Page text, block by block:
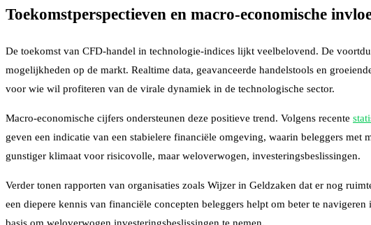
Toekomstperspectieven en macro-economische
De toekomst van CFD-handel in technologie-indices lijkt veelbelovend. De
mogelijkheden op de markt. Realtime data, geavanceerde handelstools en
voor wie wil profiteren van de virale dynamiek in de technologische sector.
Macro-economische cijfers ondersteunen deze positieve trend. Volgens recente
geven een indicatie van een stabielere financiële omgeving, waarin beleggers
gunstiger klimaat voor risicovolle, maar weloverwogen, investeringsbeslissingen.
Verder tonen rapporten van organisaties zoals Wijzer in Geldzaken dat er nog
een diepere kennis van financiële concepten beleggers helpt om beter te
basis om weloverwogen investeringsbeslissingen te nemen.